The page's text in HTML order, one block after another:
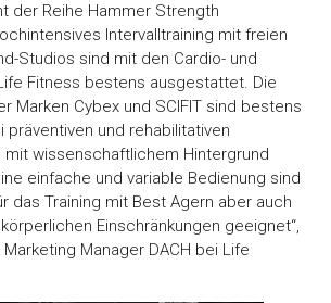
der Reihe Hammer Strength
Intervalltraining mit freien
Studios sind mit den Cardio- und
Fitness bestens ausgestattet. Die
Marken Cybex und SCIFIT sind bestens
präventiven und rehabilitativen
mit wissenschaftlichem Hintergrund
einfache und variable Bedienung sind
das Training mit Best Agern aber auch
Einschränkungen geeignet“,
Manager DACH bei Life